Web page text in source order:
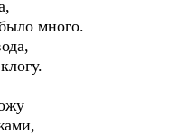
много.